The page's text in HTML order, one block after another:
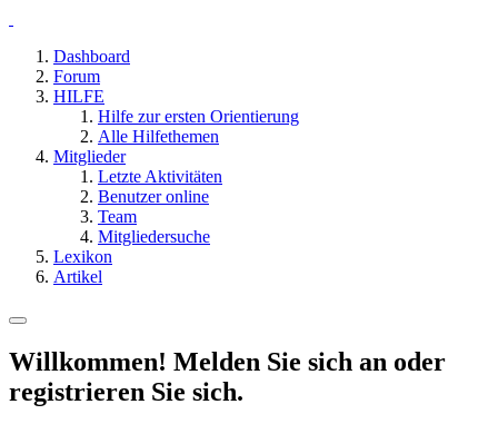
Dashboard
Forum
HILFE
Hilfe zur ersten Orientierung
Alle Hilfethemen
Mitglieder
Letzte Aktivitäten
Benutzer online
Team
Mitgliedersuche
Lexikon
Artikel
Willkommen! Melden Sie sich an oder
registrieren Sie sich.